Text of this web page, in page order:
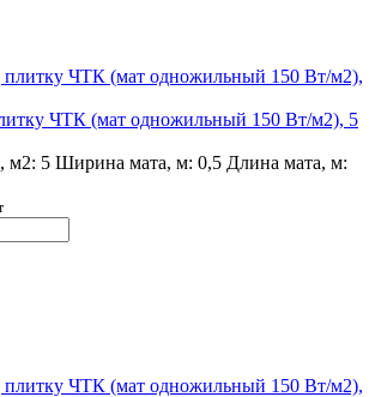
ЧТК (мат одножильный 150 Вт/м2), 5
м2: 5 Ширина мата, м: 0,5 Длина мата, м: